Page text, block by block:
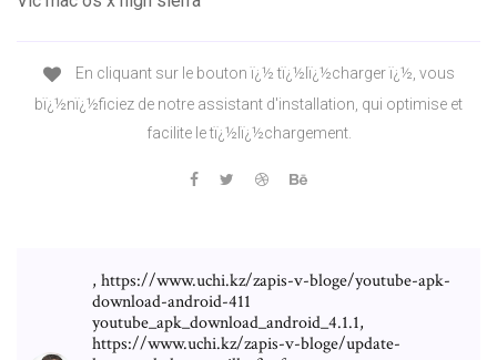
En cliquant sur le bouton ï¿½ tï¿½lï¿½charger ï¿½, vous
bï¿½nï¿½ficiez de notre assistant d'installation, qui optimise et
facilite le tï¿½lï¿½chargement.
, https://www.uchi.kz/zapis-v-bloge/youtube-apk-
download-android-411
youtube_apk_download_android_4.1.1,
https://www.uchi.kz/zapis-v-bloge/update-